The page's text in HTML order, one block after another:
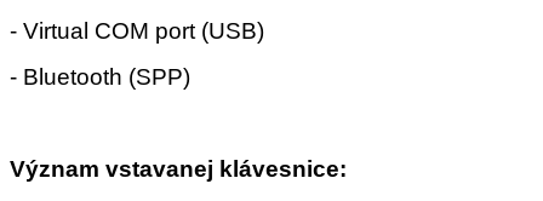
- Virtual COM port (USB)
- Bluetooth (SPP)
Význam vstavanej klávesnice: